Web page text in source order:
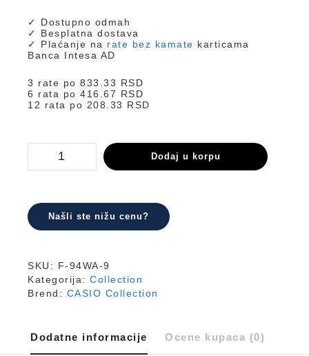
✓ Dostupno odmah
✓ Besplatna dostava
✓ Plaćanje na rate bez kamate karticama
Banca Intesa AD
3 rate po 833.33 RSD
6 rata po 416.67 RSD
12 rata po 208.33 RSD
94WA-
9
Dodaj u korpu
Našli ste nižu cenu?
SKU: F-94WA-9
Kategorija: Collection
Brend: CASIO Collection
Dodatne informacije Ocene kupaca (0)